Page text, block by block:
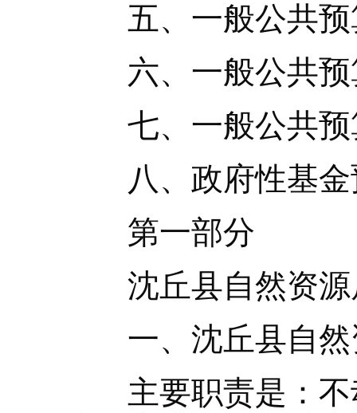
五、一般公共预
六、一般公共预
七、一般公共预
八、政府性基金
第一部分
沈丘县自然资源
一、沈丘县自然
主要职责是：不